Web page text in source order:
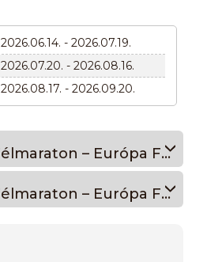
2026.06.14. - 2026.07.19.
2026.07.20. - 2026.08.16.
2026.08.17. - 2026.09.20.
MVM - Sopron Félmaraton – Európa Futás 2026. 14
MVM - Sopron Félmaraton – Európa Futás 2026. 21